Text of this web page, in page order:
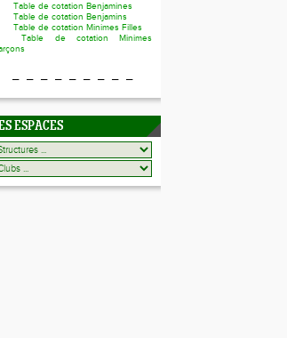
Table de cotation Benjamines
Table de cotation Benjamins
Table de cotation Minimes Filles
Table de cotation Minimes
ESPACES